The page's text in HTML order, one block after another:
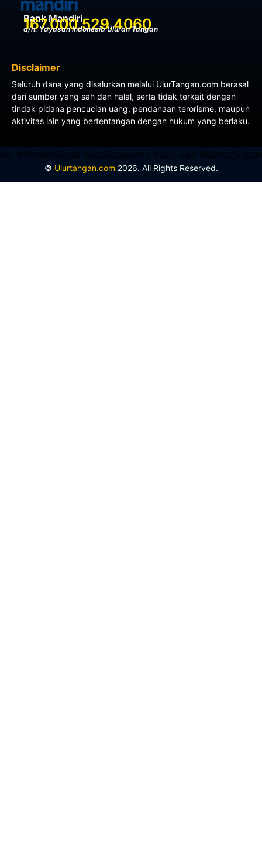
Bank Mandiri
167.000.529.4060
a/n. Yayasan Indonesia Uluran Tangan
Disclaimer
Seluruh dana yang disalurkan melalui UlurTangan.com berasal
dari sumber yang sah dan halal, serta tidak terkait dengan
tindak pidana pencucian uang, pendanaan terorisme, maupun
aktivitas lain yang bertentangan dengan hukum yang berlaku.
#Jati Asih #BantarGebang
© Ulurtangan.com 2026. All Rights Reserved.